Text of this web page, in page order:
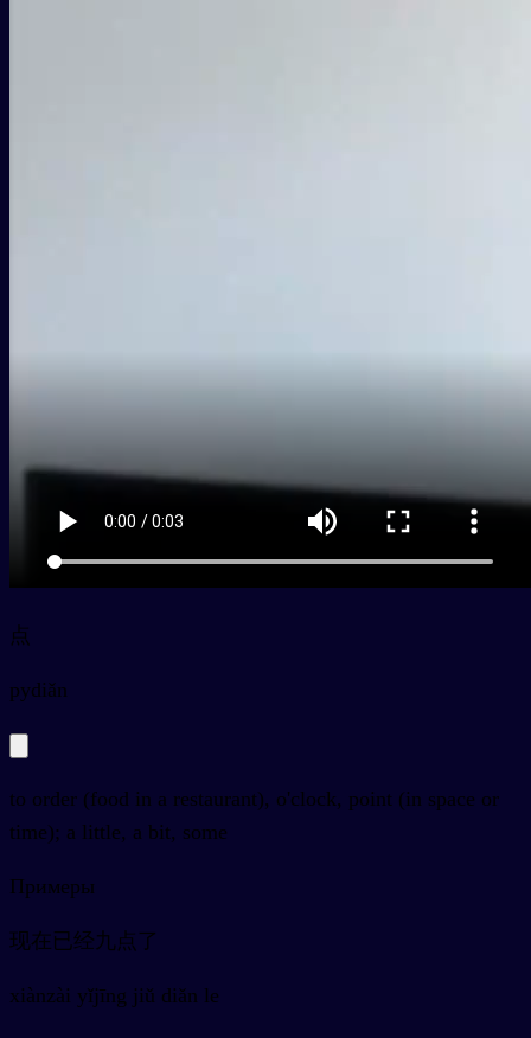
点
pydiǎn
to order (food in a restaurant), o'clock, point (in space or
time); a little, a bit, some
Примеры
现在已经九点了
xiànzài yǐjīng jiǔ diǎn le